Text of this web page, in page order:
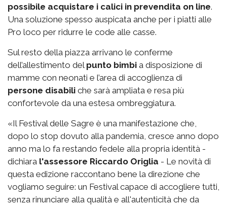
possibile acquistare i calici in prevendita on line.
Una soluzione spesso auspicata anche per i piatti alle
Pro loco per ridurre le code alle casse.
Sul resto della piazza arrivano le conferme
dell’allestimento del punto bimbi a disposizione di
mamme con neonati e l’area di accoglienza di
persone disabili che sarà ampliata e resa più
confortevole da una estesa ombreggiatura.
«Il Festival delle Sagre è una manifestazione che,
dopo lo stop dovuto alla pandemia, cresce anno dopo
anno ma lo fa restando fedele alla propria identità -
dichiara l'assessore Riccardo Origlia - Le novità di
questa edizione raccontano bene la direzione che
vogliamo seguire: un Festival capace di accogliere tutti,
senza rinunciare alla qualità e all'autenticità che da